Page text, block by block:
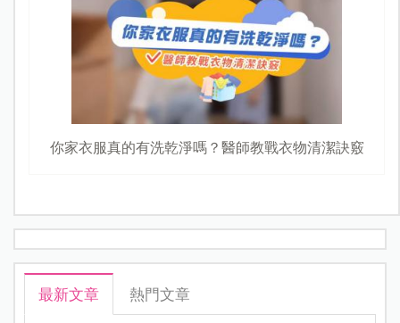
你家衣服真的有洗乾淨嗎？醫師教戰衣物清潔訣竅
最新文章 熱門文章